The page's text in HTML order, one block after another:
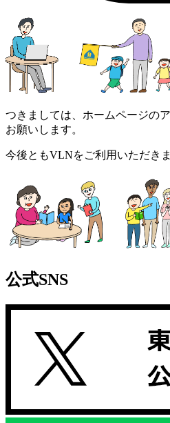
つきましては、ホームページの
お願いします。
今後ともVLNをご利用いただき
公式SNS